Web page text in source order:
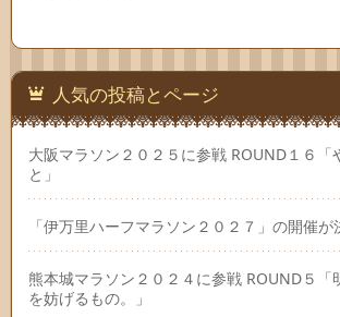
人気の投稿とページ
大阪マラソン２０２５に参戦 ROUND１６「
と」
「伊万里ハーフマラソン２０２７」の開催が
熊本城マラソン２０２４に参戦 ROUND５「
を妨げるもの。」